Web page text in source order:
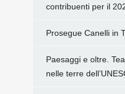
contribuenti per il
Prosegue Canelli in
Paesaggi e oltre.
nelle terre